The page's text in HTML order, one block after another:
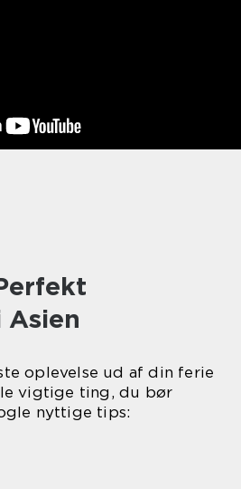
Asien
oplevelse ud af din ferie
vigtige ting, du bør
nyttige tips: